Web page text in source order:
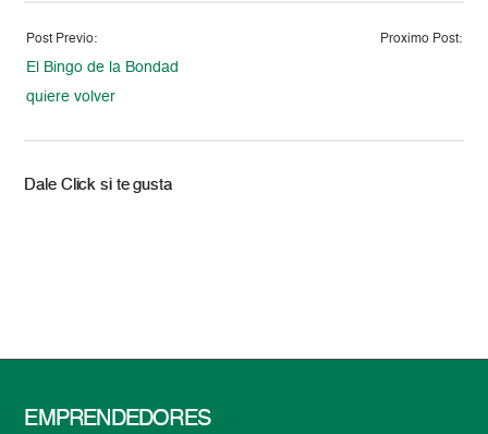
Post Previo:
El Bingo de la Bondad
quiere volver
Proximo Post:
Dale Click si te gusta
EMPRENDEDORES